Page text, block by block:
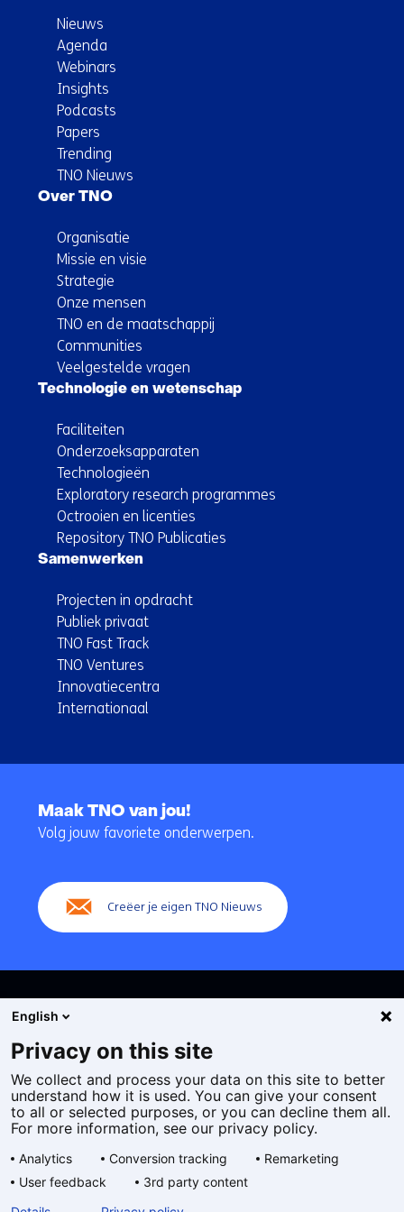
Nieuws
Agenda
Webinars
Insights
Podcasts
Papers
Trending
TNO Nieuws
Over TNO
Organisatie
Missie en visie
Strategie
Onze mensen
TNO en de maatschappij
Communities
Veelgestelde vragen
Technologie en wetenschap
Faciliteiten
Onderzoeksapparaten
Technologieën
Exploratory research programmes
Octrooien en licenties
Repository TNO Publicaties
Samenwerken
Projecten in opdracht
Publiek privaat
TNO Fast Track
TNO Ventures
Innovatiecentra
Internationaal
navigatie
Maak TNO van jou!
Volg jouw favoriete onderwerpen.
Creëer je eigen TNO Nieuws
Cookies
Privacy statement
Toegankelijkheid
Algemene voorwaarden
English
Privacy on this site
We collect and process your data on this site to better
understand how it is used. You can give your consent
to all or selected purposes, or you can decline them all.
For more information, see our privacy policy.
Analytics Conversion tracking
Remarketing
User feedback
3rd party content